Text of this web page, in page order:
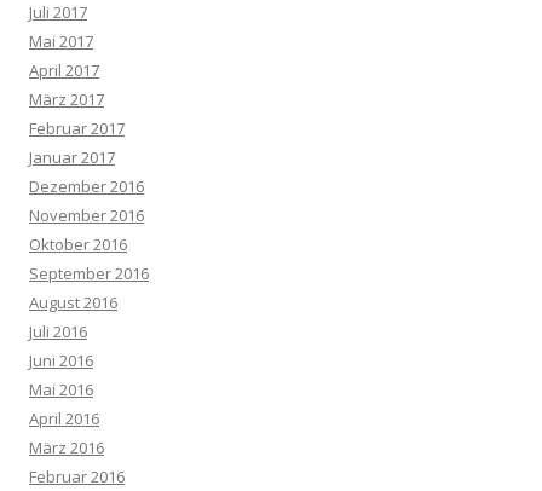
Juli 2017
Mai 2017
April 2017
März 2017
Februar 2017
Januar 2017
Dezember 2016
November 2016
Oktober 2016
September 2016
August 2016
Juli 2016
Juni 2016
Mai 2016
April 2016
März 2016
Februar 2016